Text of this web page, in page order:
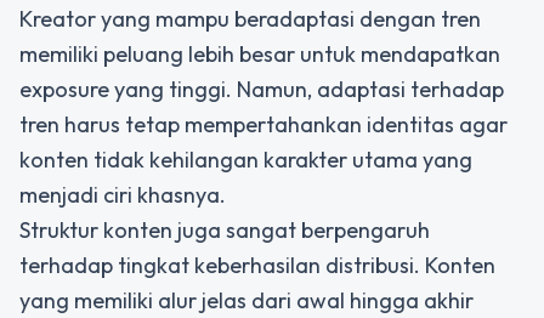
Kreator yang mampu beradaptasi dengan tren
memiliki peluang lebih besar untuk mendapatkan
exposure yang tinggi. Namun, adaptasi terhadap
tren harus tetap mempertahankan identitas agar
konten tidak kehilangan karakter utama yang
menjadi ciri khasnya.
Struktur konten juga sangat berpengaruh
terhadap tingkat keberhasilan distribusi. Konten
yang memiliki alur jelas dari awal hingga akhir